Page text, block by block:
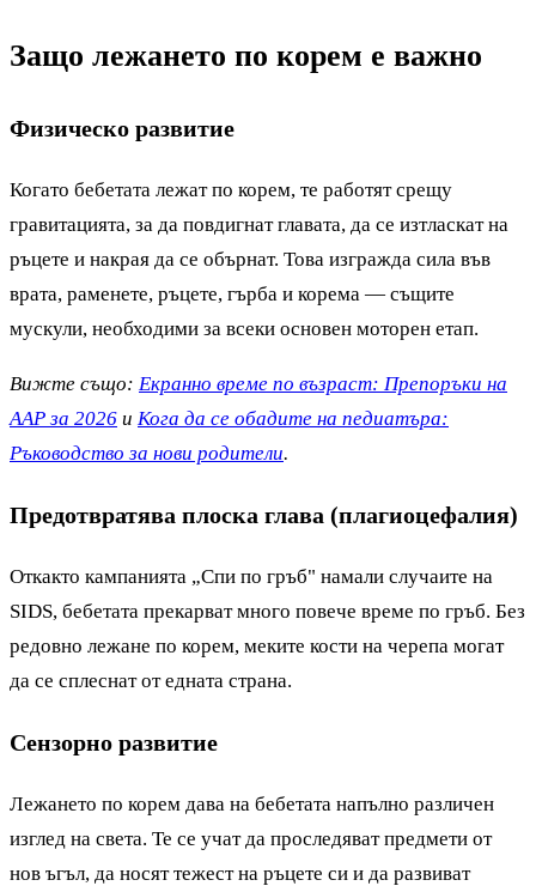
Защо лежането по корем е важно
Физическо развитие
Когато бебетата лежат по корем, те работят срещу
гравитацията, за да повдигнат главата, да се изтласкат на
ръцете и накрая да се обърнат. Това изгражда сила във
врата, раменете, ръцете, гърба и корема — същите
мускули, необходими за всеки основен моторен етап.
Вижте също: Екранно време по възраст: Препоръки на
AAP за 2026 и Кога да се обадите на педиатъра:
Ръководство за нови родители.
Предотвратява плоска глава (плагиоцефалия)
Откакто кампанията „Спи по гръб" намали случаите на
SIDS, бебетата прекарват много повече време по гръб. Без
редовно лежане по корем, меките кости на черепа могат
да се сплеснат от едната страна.
Сензорно развитие
Лежането по корем дава на бебетата напълно различен
изглед на света. Те се учат да проследяват предмети от
нов ъгъл, да носят тежест на ръцете си и да развиват